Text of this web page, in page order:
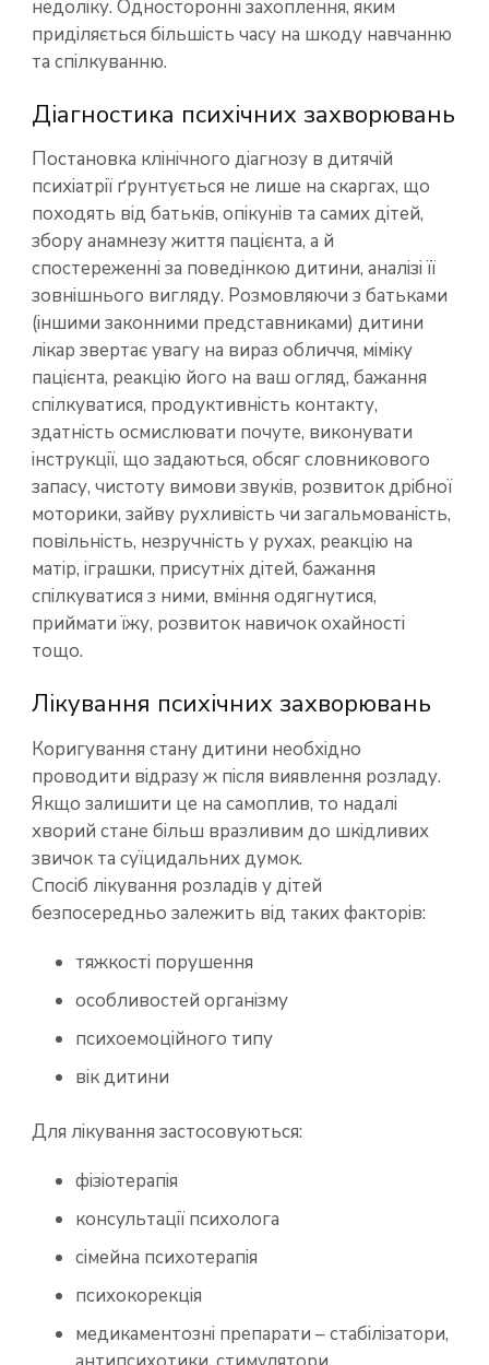
недоліку. Односторонні захоплення, яким
приділяється більшість часу на шкоду навчанню
та спілкуванню.
Діагностика психічних захворювань
Постановка клінічного діагнозу в дитячій
психіатрії ґрунтується не лише на скаргах, що
походять від батьків, опікунів та самих дітей,
збору анамнезу життя пацієнта, а й
спостереженні за поведінкою дитини, аналізі її
зовнішнього вигляду. Розмовляючи з батьками
(іншими законними представниками) дитини
лікар звертає увагу на вираз обличчя, міміку
пацієнта, реакцію його на ваш огляд, бажання
спілкуватися, продуктивність контакту,
здатність осмислювати почуте, виконувати
інструкції, що задаються, обсяг словникового
запасу, чистоту вимови звуків, розвиток дрібної
моторики, зайву рухливість чи загальмованість,
повільність, незручність у рухах, реакцію на
матір, іграшки, присутніх дітей, бажання
спілкуватися з ними, вміння одягнутися,
приймати їжу, розвиток навичок охайності
тощо.
Лікування психічних захворювань
Коригування стану дитини необхідно
проводити відразу ж після виявлення розладу.
Якщо залишити це на самоплив, то надалі
хворий стане більш вразливим до шкідливих
звичок та суїцидальних думок.
Спосіб лікування розладів у дітей
безпосередньо залежить від таких факторів:
тяжкості порушення
особливостей організму
психоемоційного типу
вік дитини
Для лікування застосовуються:
фізіотерапія
консультації психолога
сімейна психотерапія
психокорекція
медикаментозні препарати – стабілізатори,